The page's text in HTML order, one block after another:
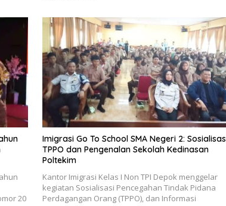
20
Imigrasi Go To School SMA Negeri 2:
TPPO dan Pengenalan Sekolah Kedinasan
Poltekim
Kantor Imigrasi Kelas I Non TPI Depok menggelar
kegiatan Sosialisasi Pencegahan Tindak Pidana
Perdagangan Orang (TPPO), dan Informasi